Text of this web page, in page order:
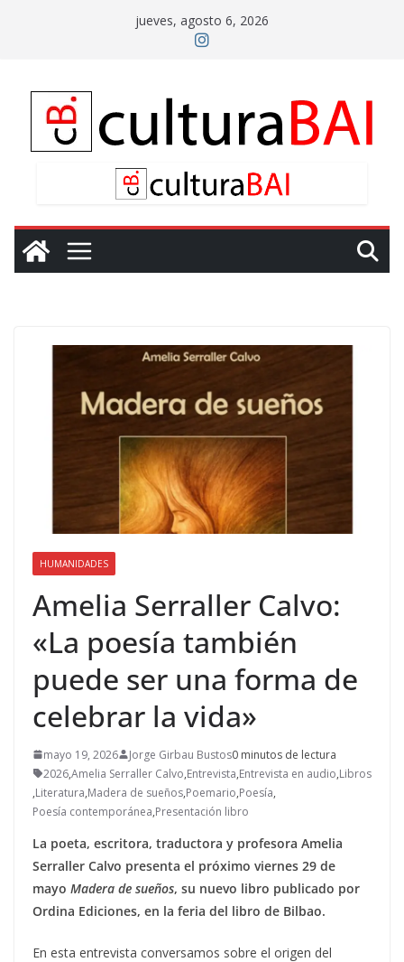
jueves, agosto 6, 2026
HUMANIDADES
Amelia Serraller Calvo:
«La poesía también
puede ser una forma de
celebrar la vida»
mayo 19, 2026 Jorge Girbau Bustos0 minutos de lectura
2026,Amelia Serraller Calvo,Entrevista,Entrevista en audio,Libros
,Literatura,Madera de sueños,Poemario,Poesía,
Poesía contemporánea,Presentación libro
La poeta, escritora, traductora y profesora Amelia
Serraller Calvo presenta el próximo viernes 29 de
mayo Madera de sueños, su nuevo libro publicado por
Ordina Ediciones, en la feria del libro de Bilbao.
En esta entrevista conversamos sobre el origen del